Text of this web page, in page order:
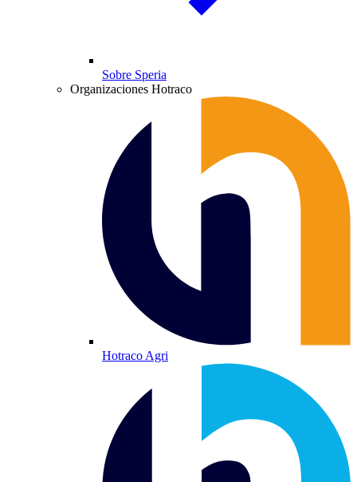
Sobre Speria
Organizaciones Hotraco
Hotraco Agri